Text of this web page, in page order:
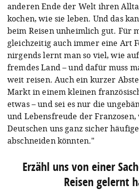
anderen Ende der Welt ihren
kochen, wie sie leben. Und das
beim Reisen unheimlich gut. Für
gleichzeitig auch immer eine Art
nirgends lernt man so viel, wie
fremdes Land – und dafür muss
weit reisen. Auch ein kurzer
Markt in einem kleinen
etwas – und sei es nur die
und Lebensfreude der
Deutschen uns ganz sicher
abschneiden könnten."
Erzähl uns von einer
Reisen gelernt